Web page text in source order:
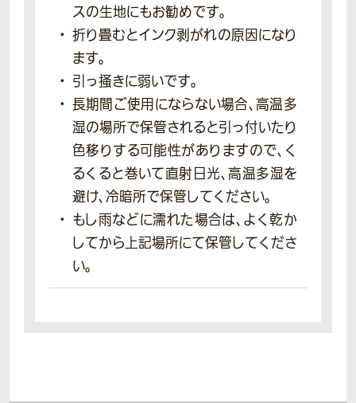
スの生地にもお勧めです。
折り畳むとインク剥がれの原因になり
ます。
引っ掻きに弱いです。
長期間ご使用にならない場合、高温多
湿の場所で保管されると引っ付いたり
色移りする可能性がありますので、く
るくると巻いて直射日光、高温多湿を
避け、冷暗所で保管してください。
もし雨などに濡れた場合は、よく乾か
してから上記場所にて保管してくださ
い。